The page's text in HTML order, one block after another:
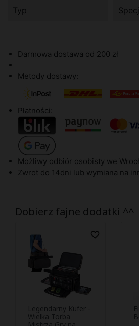
Typ
Darmowa dostawa od 200 zł
Metody dostawy:
Płatności:
Możliwy odbiór osobisty we
Zwrot do 14dni lub wymiana na
Dobierz fajne dodatki ^^
Podejrzyj i
Legendarny Kufer -
Wielka Torba
favorite_border